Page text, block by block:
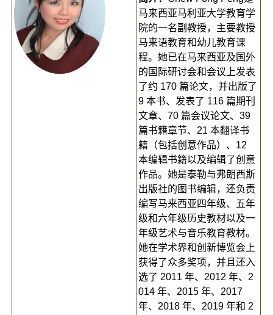
马来西亚马利亚大学教育学
院的一名副教授，主要教授
马来语教育和幼儿教育课
程。她已在马来西亚及国外
的国际研讨会和会议上发表
了约 170 篇论文，并出版了
9 本书、发表了 116 篇期刊
文章、70 篇会议论文、39
篇书籍章节、21 本翻译书
籍（包括创意作品）、12
本编辑书籍以及编辑了创意
作品。她是泰勒与弗朗西斯
出版社的图书编辑，还负责
编写马来西亚四年级、五年
级和六年级历史教材以及一
年级艺术与音乐教育教材。
她在学术界和创新博览会上
获得了众多奖项，并且还入
选了 2011 年、2012 年、2
014 年、2015 年、2017
年、2018 年、2019 年和 2